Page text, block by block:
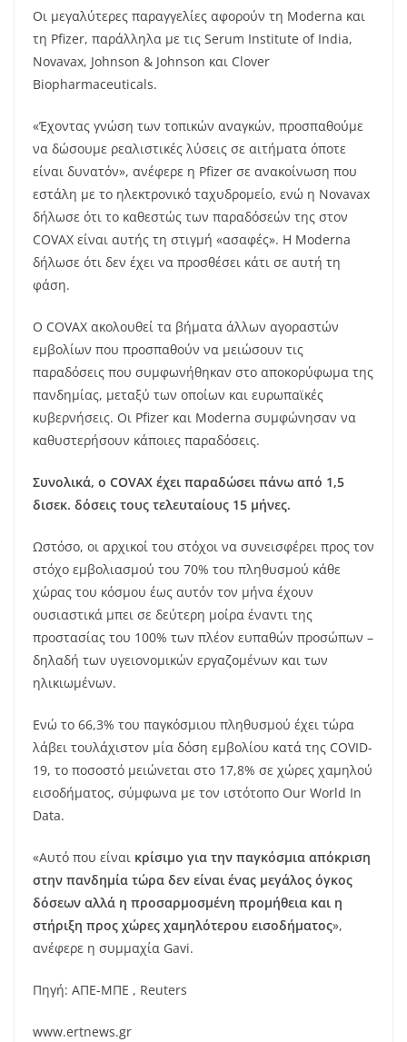
Οι μεγαλύτερες παραγγελίες αφορούν τη Moderna και
τη Pfizer, παράλληλα με τις Serum Institute of India,
Novavax, Johnson & Johnson και Clover
Biopharmaceuticals.
«Έχοντας γνώση των τοπικών αναγκών, προσπαθούμε
να δώσουμε ρεαλιστικές λύσεις σε αιτήματα όποτε
είναι δυνατόν», ανέφερε η Pfizer σε ανακοίνωση που
εστάλη με το ηλεκτρονικό ταχυδρομείο, ενώ η Novavax
δήλωσε ότι το καθεστώς των παραδόσεών της στον
COVAX είναι αυτής τη στιγμή «ασαφές». Η Moderna
δήλωσε ότι δεν έχει να προσθέσει κάτι σε αυτή τη
φάση.
Ο COVAX ακολουθεί τα βήματα άλλων αγοραστών
εμβολίων που προσπαθούν να μειώσουν τις
παραδόσεις που συμφωνήθηκαν στο αποκορύφωμα της
πανδημίας, μεταξύ των οποίων και ευρωπαϊκές
κυβερνήσεις. Οι Pfizer και Moderna συμφώνησαν να
καθυστερήσουν κάποιες παραδόσεις.
Συνολικά, ο COVAX έχει παραδώσει πάνω από 1,5
δισεκ. δόσεις τους τελευταίους 15 μήνες.
Ωστόσο, οι αρχικοί του στόχοι να συνεισφέρει προς τον
στόχο εμβολιασμού του 70% του πληθυσμού κάθε
χώρας του κόσμου έως αυτόν τον μήνα έχουν
ουσιαστικά μπει σε δεύτερη μοίρα έναντι της
προστασίας του 100% των πλέον ευπαθών προσώπων –
δηλαδή των υγειονομικών εργαζομένων και των
ηλικιωμένων.
Ενώ το 66,3% του παγκόσμιου πληθυσμού έχει τώρα
λάβει τουλάχιστον μία δόση εμβολίου κατά της COVID-
19, το ποσοστό μειώνεται στο 17,8% σε χώρες χαμηλού
εισοδήματος, σύμφωνα με τον ιστότοπο Our World In
Data.
«Αυτό που είναι κρίσιμο για την παγκόσμια απόκριση
στην πανδημία τώρα δεν είναι ένας μεγάλος όγκος
δόσεων αλλά η προσαρμοσμένη προμήθεια και η
στήριξη προς χώρες χαμηλότερου εισοδήματος»,
ανέφερε η συμμαχία Gavi.
Πηγή: ΑΠΕ-ΜΠΕ , Reuters
www.ertnews.gr